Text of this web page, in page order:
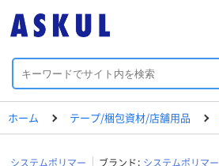
ホーム テープ/梱包資材/店舗用品
システムポリマー ブランド： システムポリマー